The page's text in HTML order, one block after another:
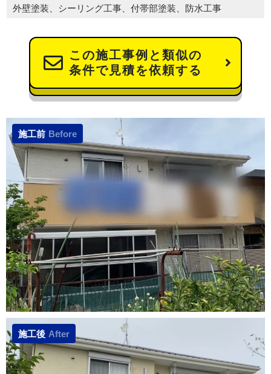
外壁塗装、シーリング工事、付帯部塗装、防水工事
この施工事例と類似の
条件で見積を依頼する
施工前 Before
施工後 After